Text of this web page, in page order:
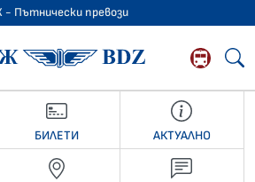
Пътнически превози
БДЖ -
БИЛЕТИ АКТУАЛНО